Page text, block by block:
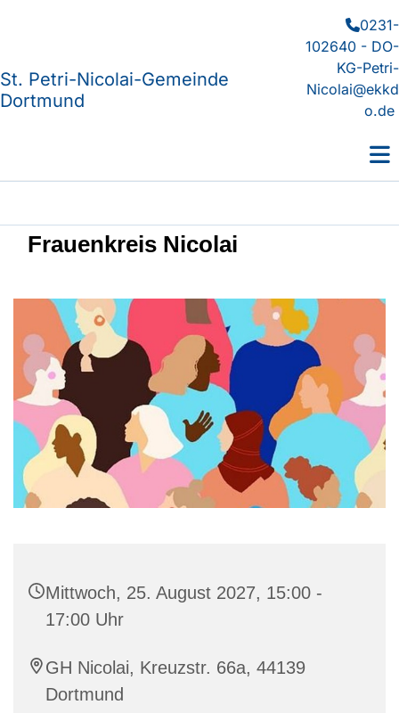
St. Petri-Nicolai-Gemeinde
Dortmund
0231-
102640 - DO-
KG-Petri-
Nicolai@ekkd
o.de
Frauenkreis Nicolai
Mittwoch, 25. August 2027, 15:00 -
17:00 Uhr
GH Nicolai, Kreuzstr. 66a, 44139
Dortmund